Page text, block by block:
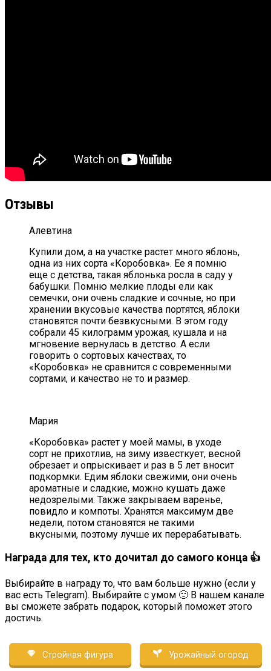
Отзывы
Алевтина
Купили дом, а на участке растет много яблонь,
одна из них сорта «Коробовка». Ее я помню
еще с детства, такая яблонька росла в саду у
бабушки. Помню мелкие плоды ели как
семечки, они очень сладкие и сочные, но при
хранении вкусовые качества портятся, яблоки
становятся почти безвкусными. В этом году
собрали 45 килограмм урожая, кушала и на
мгновение вернулась в детство. А если
говорить о сортовых качествах, то
«Коробовка» не сравнится с современными
сортами, и качество не то и размер.
Мария
«Коробовка» растет у моей мамы, в уходе
сорт не прихотлив, на зиму известкует, весной
обрезает и опрыскивает и раз в 5 лет вносит
подкормки. Едим яблоки свежими, они очень
ароматные и сладкие, можно кушать даже
недозрелыми. Также закрываем варенье,
повидло и компоты. Хранятся максимум две
недели, потом становятся не такими
вкусными, поэтому лучше их перерабатывать.
Награда для тех, кто дочитал до самого конца 👍
Выбирайте в награду то, что вам больше нужно (если у
вас есть Telegram). Выбирайте с умом 🙂 В нашем канале
вы сможете забрать подарок, который поможет этого
достичь.
Стройная фигура Урожайный огород